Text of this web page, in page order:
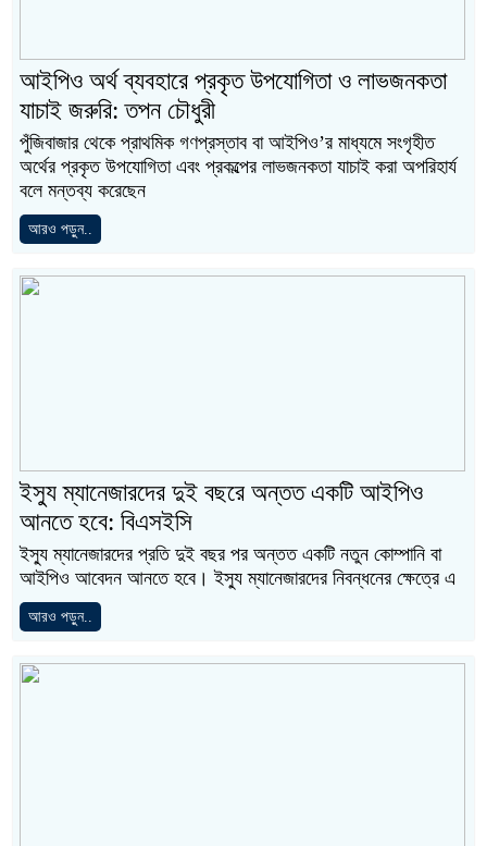
আইপিও অর্থ ব্যবহারে প্রকৃত উপযোগিতা ও লাভজনকতা
যাচাই জরুরি: তপন চৌধুরী
পুঁজিবাজার থেকে প্রাথমিক গণপ্রস্তাব বা আইপিও’র মাধ্যমে সংগৃহীত
অর্থের প্রকৃত উপযোগিতা এবং প্রকল্পের লাভজনকতা যাচাই করা অপরিহার্য
বলে মন্তব্য করেছেন
আরও পড়ুন..
ইস্যু ম্যানেজারদের দুই বছরে অন্তত একটি আইপিও
আনতে হবে: বিএসইসি
ইস্যু ম্যানেজারদের প্রতি দুই বছর পর অন্তত একটি নতুন কোম্পানি বা
আইপিও আবেদন আনতে হবে। ইস্যু ম্যানেজারদের নিবন্ধনের ক্ষেত্রে এ
আরও পড়ুন..